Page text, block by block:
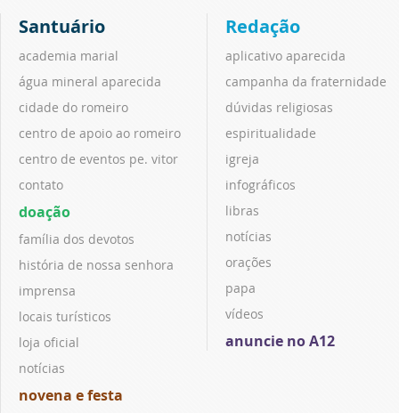
Santuário
academia marial
água mineral aparecida
cidade do romeiro
centro de apoio ao romeiro
centro de eventos pe. vitor
contato
doação
família dos devotos
história de nossa senhora
imprensa
locais turísticos
loja oficial
notícias
novena e festa
Redação
aplicativo aparecida
campanha da fraternidade
dúvidas religiosas
espiritualidade
igreja
infográficos
libras
notícias
orações
papa
vídeos
anuncie no A12